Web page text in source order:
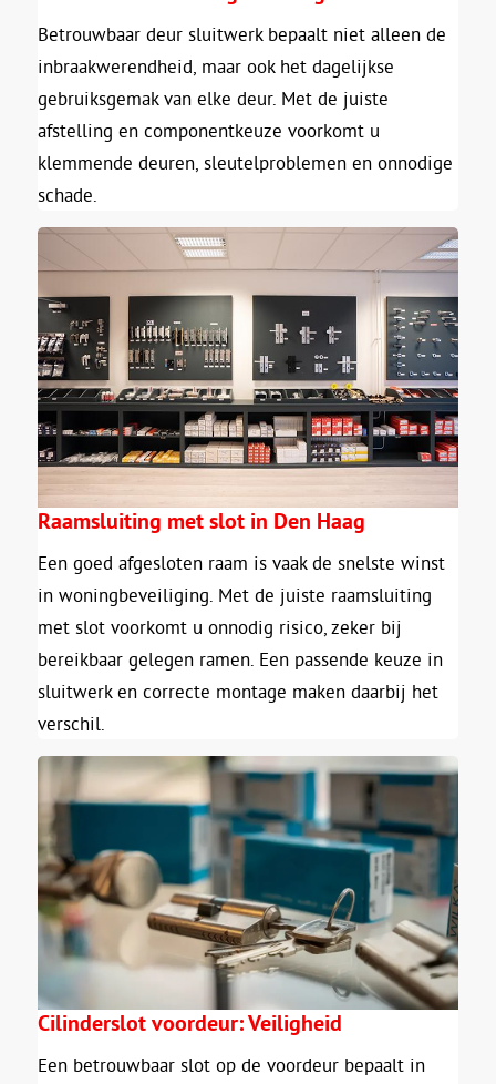
Betrouwbaar deur sluitwerk bepaalt niet alleen de
inbraakwerendheid, maar ook het dagelijkse
gebruiksgemak van elke deur. Met de juiste
afstelling en componentkeuze voorkomt u
klemmende deuren, sleutelproblemen en onnodige
schade.
Raamsluiting met slot in Den Haag
Een goed afgesloten raam is vaak de snelste winst
in woningbeveiliging. Met de juiste raamsluiting
met slot voorkomt u onnodig risico, zeker bij
bereikbaar gelegen ramen. Een passende keuze in
sluitwerk en correcte montage maken daarbij het
verschil.
Cilinderslot voordeur: Veiligheid
Een betrouwbaar slot op de voordeur bepaalt in